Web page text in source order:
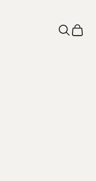
Abrir la
Ver